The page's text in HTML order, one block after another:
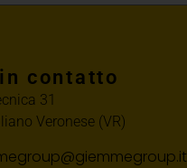
contatto
31
Veronese (VR)